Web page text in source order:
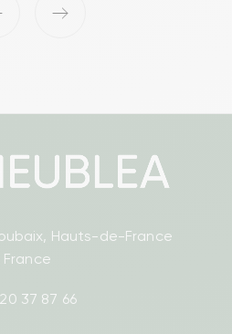
›
Hauts-de-France
France
37 87 66